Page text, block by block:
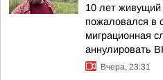
10 лет живущий
пожаловался в
миграционная
аннулировать
Вчера, 23:31